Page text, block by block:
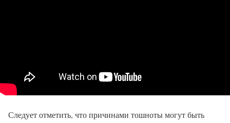
Следует отметить, что причинами тошноты могут быть